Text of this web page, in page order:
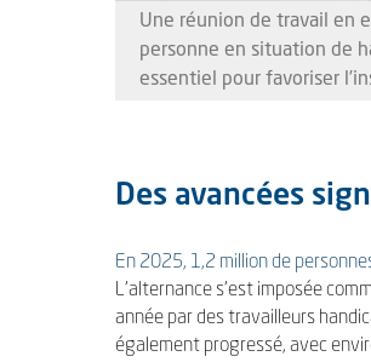
Une réunion de travail en
personne en situation de
essentiel pour favoriser
Des avancées
En 2025, 1,2 million de
L’alternance s’est imposée
année par des travailleurs
également progressé, avec